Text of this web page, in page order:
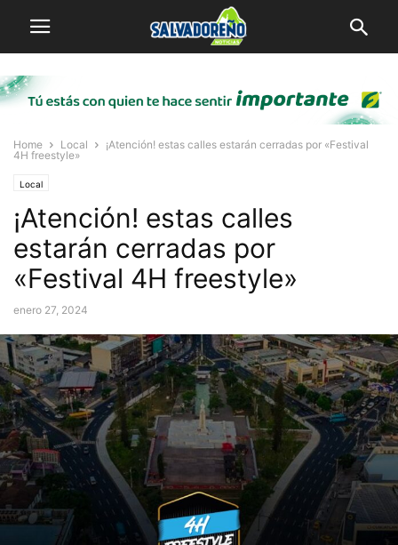
Home Local
¡Atención! estas calles estarán cerradas por «Festival
4H freestyle»
Local
¡Atención! estas calles
estarán cerradas por
«Festival 4H freestyle»
enero 27, 2024